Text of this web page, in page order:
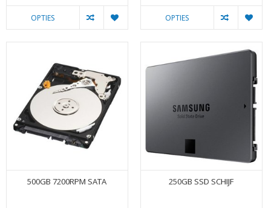
OPTIES OPTIES
500GB 7200RPM SATA 250GB SSD SCHIJF